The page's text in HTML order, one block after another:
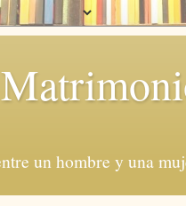
un hombre y una